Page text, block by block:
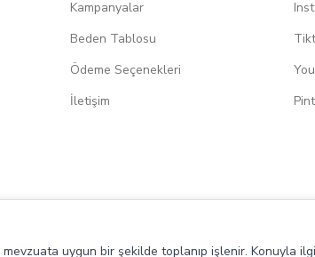
Kampanyalar
Beden Tablosu
Ödeme Seçenekleri
İletişim
uygun bir şekilde toplanıp işlenir. Konuyla